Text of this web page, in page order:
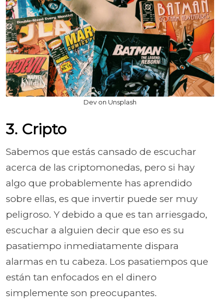
Dev on Unsplash
3. Cripto
Sabemos que estás cansado de escuchar
acerca de las criptomonedas, pero si hay
algo que probablemente has aprendido
sobre ellas, es que invertir puede ser muy
peligroso. Y debido a que es tan arriesgado,
escuchar a alguien decir que eso es su
pasatiempo inmediatamente dispara
alarmas en tu cabeza. Los pasatiempos que
están tan enfocados en el dinero
simplemente son preocupantes.